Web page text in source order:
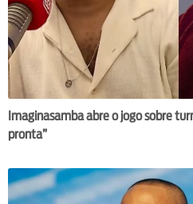
Imaginasamba abre o jogo sobre
pronta”